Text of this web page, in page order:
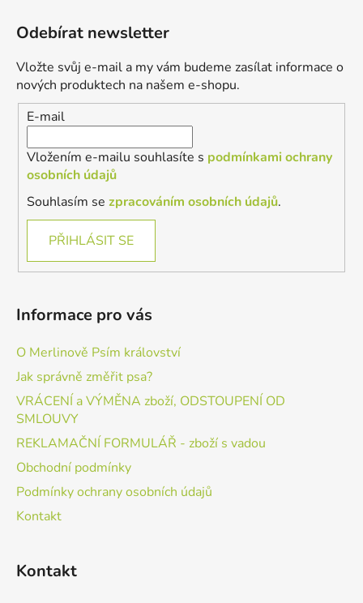
Odebírat newsletter
Vložte svůj e-mail a my vám budeme zasílat informace o
nových produktech na našem e-shopu.
E-mail
Vložením e-mailu souhlasíte s podmínkami ochrany
osobních údajů
Souhlasím se zpracováním osobních údajů.
PŘIHLÁSIT SE
Informace pro vás
O Merlinově Psím království
Jak správně změřit psa?
VRÁCENÍ a VÝMĚNA zboží, ODSTOUPENÍ OD
SMLOUVY
REKLAMAČNÍ FORMULÁŘ - zboží s vadou
Obchodní podmínky
Podmínky ochrany osobních údajů
Kontakt
Kontakt